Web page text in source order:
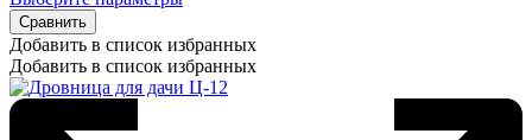
Сравнить
Добавить в список избранных
Добавить в список избранных